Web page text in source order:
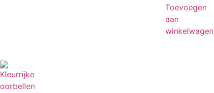
Toevoegen
aan
winkelwagen